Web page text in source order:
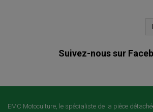
Suivez-nous sur
EMC Motoculture, le spécialiste de la pièce